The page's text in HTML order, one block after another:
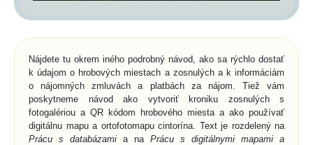
Nájdete tu okrem iného podrobný návod, ako sa rýchlo dostať
k údajom o hrobových miestach a zosnulých a k informáciám
o nájomných zmluvách a platbách za nájom. Tiež vám
poskytneme návod ako vytvoriť kroniku zosnulých s
fotogalériou a QR kódom hrobového miesta a ako používať
digitálnu mapu a ortofotomapu cintorína. Text je rozdelený na
Prácu s databázami a na Prácu s digitálnymi mapami a